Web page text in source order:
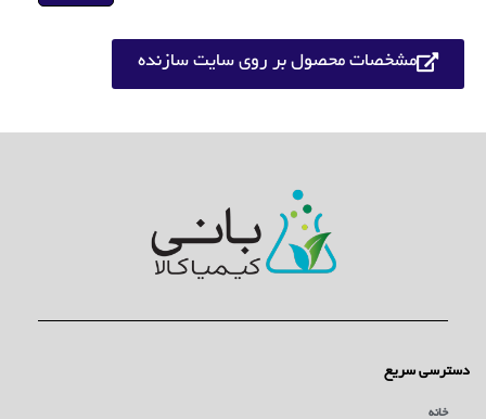
مشخصات محصول بر روی سایت سازنده
دسترسی سریع
خانه